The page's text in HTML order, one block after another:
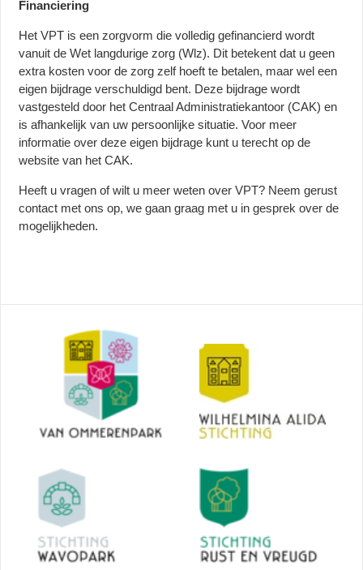
Financiering
Het VPT is een zorgvorm die volledig gefinancierd wordt
vanuit de Wet langdurige zorg (Wlz). Dit betekent dat u geen
extra kosten voor de zorg zelf hoeft te betalen, maar wel een
eigen bijdrage verschuldigd bent. Deze bijdrage wordt
vastgesteld door het Centraal Administratiekantoor (CAK) en
is afhankelijk van uw persoonlijke situatie. Voor meer
informatie over deze eigen bijdrage kunt u terecht op de
website van het CAK.
Heeft u vragen of wilt u meer weten over VPT? Neem gerust
contact met ons op, we gaan graag met u in gesprek over de
mogelijkheden.